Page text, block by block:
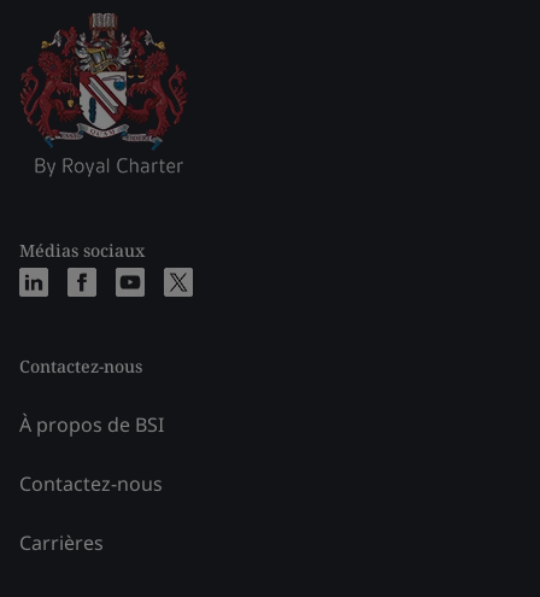
Médias sociaux
Contactez-nous
À propos de BSI
Contactez-nous
Carrières